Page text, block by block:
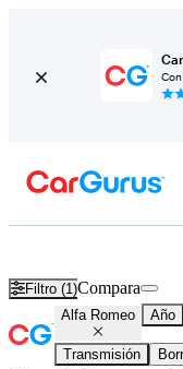
Filtro (1)Compara
Alfa Romeo Año
Transmisión